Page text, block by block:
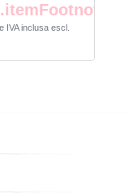
IVA inclusaescl.